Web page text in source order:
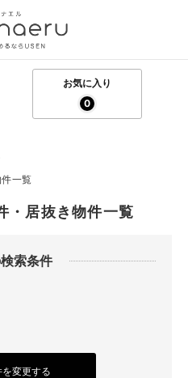
お気に入り
0
一覧
・居抜き物件一覧
索条件
変更する